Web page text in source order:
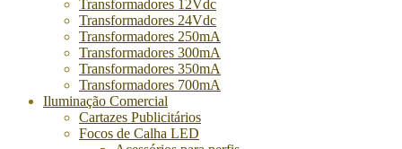
Transformadores 12Vdc
Transformadores 24Vdc
Transformadores 250mA
Transformadores 300mA
Transformadores 350mA
Transformadores 700mA
Iluminação Comercial
Cartazes Publicitários
Focos de Calha LED